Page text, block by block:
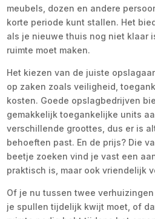
meubels, dozen en andere
korte periode kunt stallen. Het
als je nieuwe thuis nog niet klaar
ruimte moet maken.
Het kiezen van de juiste
op zaken zoals veiligheid,
kosten. Goede opslagbedrijven
gemakkelijk toegankelijke units
verschillende groottes, dus er is
behoeften past. En de prijs? Die
beetje zoeken vind je vast een
praktisch is, maar ook vriendelijk
Of je nu tussen twee
je spullen tijdelijk kwijt moet, of